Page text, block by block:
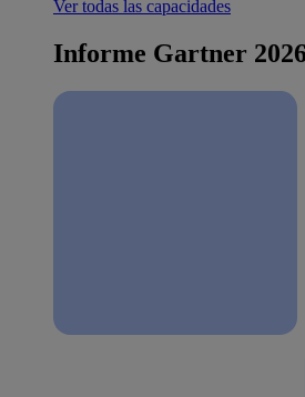
Ver todas las capacidades
Informe Gartner